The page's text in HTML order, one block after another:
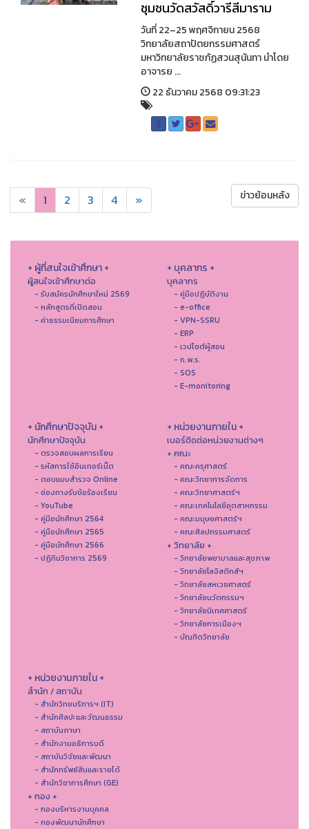
ชุมชนวัดสวัสดิ์วารีสีมาราม
วันที่ 22–25 พฤศจิกายน 2568
วิทยาลัยสถาปัตยกรรมศาสตร์
มหาวิทยาลัยราชภัฏสวนสุนันทา นำโดย
อาจารย ...
22 ธันวาคม 2568 09:31:23
« 1 2 3 4 » ข่าวย้อนหลัง
+ ผู้ที่สนใจเข้าศึกษา +
ผู้สนใจเข้าศึกษาต่อ
- รับสมัครนักศึกษาใหม่ 2569
- หลักสูตรที่เปิดสอน
- ค่าธรรมเนียมการศึกษา
+ บุคลากร +
บุคลากร
- คู่มือปฏิบัติงาน
- e-office
- VPN-SSRU
- ERP
- เวปไซต์ผู้สอน
- ก.พ.ร.
- SOS
- E-monitoring
+ นักศึกษาปัจจุบัน +
นักศึกษาปัจจุบัน
- ตรวจสอบผลการเรียน
- รหัสการใช้อินเทอร์เน็ต
- ตอบแบบสำรวจ Online
- ช่องทางรับข้อร้องเรียน
- YouTube
- คู่มือนักศึกษา 2564
- คู่มือนักศึกษา 2565
- คู่มือนักศึกษา 2566
- ปฏิทินวิชาการ 2569
+ หน่วยงานภายใน +
เบอร์ติดต่อหน่วยงานต่างๆ
+ คณะ
- คณะครุศาสตร์
- คณะวิทยาการจัดการ
- คณะวิทยาศาสตร์ฯ
- คณะเทคโนโลยีอุตสาหกรรม
- คณะมนุษยศาสตร์ฯ
- คณะศิลปกรรมศาสตร์
+ วิทยาลัย +
- วิทยาลัยพยาบาลและสุขภาพ
- วิทยาลัยโลจิสติกส์ฯ
- วิทยาลัยสหเวชศาสตร์
- วิทยาลัยนวัตกรรมฯ
- วิทยาลัยนิเทศศาสตร์
- วิทยาลัยการเมืองฯ
- บัณฑิตวิทยาลัย
+ หน่วยงานภายใน +
สำนัก / สถาบัน
- สำนักวิทยบริการฯ (IT)
- สํานักศิลปะและวัฒนธรรม
- สถาบันภาษา
- สำนักงานอธิการบดี
- สถาบันวิจัยและพัฒนา
- สำนักทรัพย์สินและรายได้
- สำนักวิชาการศึกษา (GE)
+ กอง +
- กองบริหารงานบุคคล
- กองพัฒนานักศึกษา